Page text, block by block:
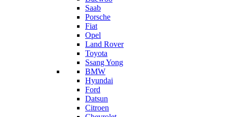
Saab
Porsche
Fiat
Opel
Land Rover
Toyota
Ssang Yong
BMW
Hyundai
Ford
Datsun
Citroen